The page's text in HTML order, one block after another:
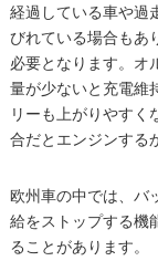
経過している車や過
びれている場合もあ
必要となります。オ
量が少ないと充電維
リーも上がりやすく
合だとエンジンする
欧州車の中では、バ
給をストップする機
ることがあります。